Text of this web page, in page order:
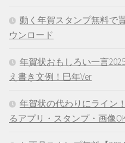
動く年賀スタンプ無料で
ウンロード
年賀状おもしろい一言
え書き文例！巳年Ver
年賀状の代わりにライン
るアプリ・スタンプ・画像